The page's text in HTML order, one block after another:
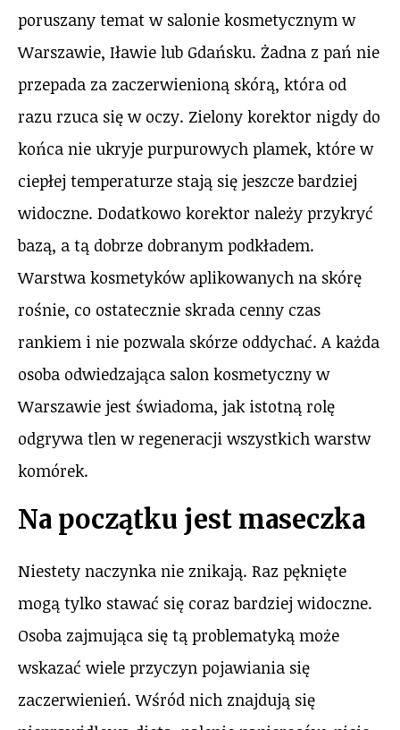
poruszany temat w salonie kosmetycznym w
Warszawie, Iławie lub Gdańsku. Żadna z pań nie
przepada za zaczerwienioną skórą, która od
razu rzuca się w oczy. Zielony korektor nigdy do
końca nie ukryje purpurowych plamek, które w
ciepłej temperaturze stają się jeszcze bardziej
widoczne. Dodatkowo korektor należy przykryć
bazą, a tą dobrze dobranym podkładem.
Warstwa kosmetyków aplikowanych na skórę
rośnie, co ostatecznie skrada cenny czas
rankiem i nie pozwala skórze oddychać. A każda
osoba odwiedzająca salon kosmetyczny w
Warszawie jest świadoma, jak istotną rolę
odgrywa tlen w regeneracji wszystkich warstw
komórek.
Na początku jest maseczka
Niestety naczynka nie znikają. Raz pęknięte
mogą tylko stawać się coraz bardziej widoczne.
Osoba zajmująca się tą problematyką może
wskazać wiele przyczyn pojawiania się
zaczerwienień. Wśród nich znajdują się